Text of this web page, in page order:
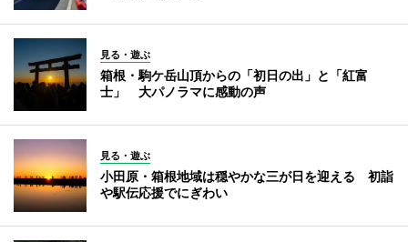
見る・遊ぶ
箱根・駒ケ岳山頂からの「初日の出」と「紅富
士」 大パノラマに感動の声
見る・遊ぶ
小田原・箱根地域は穏やかな三が日を迎える 初詣
や駅伝応援でにぎわい